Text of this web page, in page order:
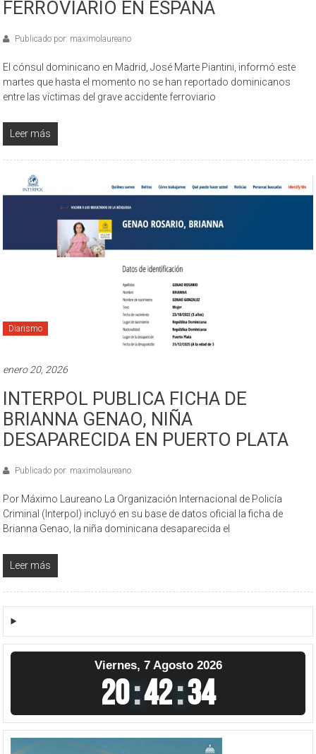
FERROVIARIO EN ESPAÑA
Publicado por: maximolaureano
El cónsul dominicano en Madrid, José Marte Piantini, informó este
martes que hasta el momento no se han reportado dominicanos
entre las víctimas del grave accidente ferroviario
Leer más
Diarismo
enero 20, 2026
INTERPOL PUBLICA FICHA DE
BRIANNA GENAO, NIÑA
DESAPARECIDA EN PUERTO PLATA
Publicado por: maximolaureano
Por Máximo Laureano La Organización Internacional de Policía
Criminal (Interpol) incluyó en su base de datos oficial la ficha de
Brianna Genao, la niña dominicana desaparecida el
Leer más
Viernes, 7 Agosto 2026
20:42:35